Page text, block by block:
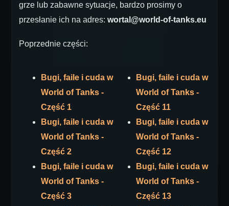
grze lub zabawne sytuacje, bardzo prosimy o
przesłanie ich na adres: wortal@world-of-tanks.eu
Poprzednie części:
Bugi, faile i cuda w
World of Tanks -
Część 1
Bugi, faile i cuda w
World of Tanks -
Część 2
Bugi, faile i cuda w
World of Tanks -
Część 3
Bugi, faile i cuda w
World of Tanks -
Część 11
Bugi, faile i cuda w
World of Tanks -
Część 12
Bugi, faile i cuda w
World of Tanks -
Część 13